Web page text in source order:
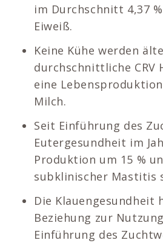
im Durchschnitt 4,37
Eiweiß.
Keine Kühe werden
durchschnittliche CRV
eine
Milch.
Seit Einführung des
Eutergesundheit im
Produktion um 15 %
subklinischer Mastitis
Die Klauengesundheit
Beziehung zur
Einführung des